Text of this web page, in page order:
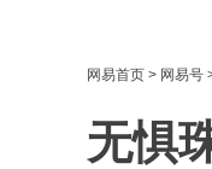
网易首页 > 网易号
无惧